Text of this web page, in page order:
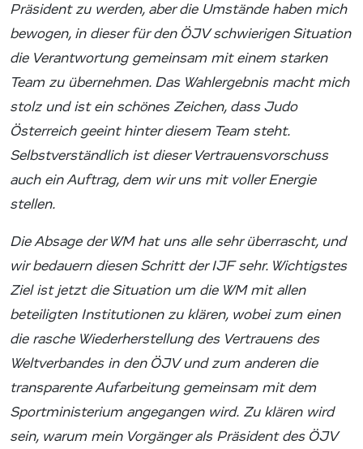
Präsident zu werden, aber die Umstände haben mich
bewogen, in dieser für den ÖJV schwierigen Situation
die Verantwortung gemeinsam mit einem starken
Team zu übernehmen. Das Wahlergebnis macht mich
stolz und ist ein schönes Zeichen, dass Judo
Österreich geeint hinter diesem Team steht.
Selbstverständlich ist dieser Vertrauensvorschuss
auch ein Auftrag, dem wir uns mit voller Energie
stellen.
Die Absage der WM hat uns alle sehr überrascht, und
wir bedauern diesen Schritt der IJF sehr. Wichtigstes
Ziel ist jetzt die Situation um die WM mit allen
beteiligten Institutionen zu klären, wobei zum einen
die rasche Wiederherstellung des Vertrauens des
Weltverbandes in den ÖJV und zum anderen die
transparente Aufarbeitung gemeinsam mit dem
Sportministerium angegangen wird. Zu klären wird
sein, warum mein Vorgänger als Präsident des ÖJV